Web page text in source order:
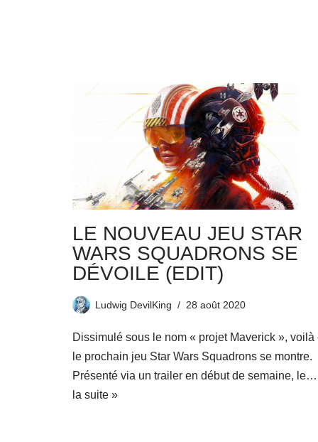
LE NOUVEAU JEU STAR
WARS SQUADRONS SE
DÉVOILE (EDIT)
Ludwig DevilKing 28 août 2020
Dissimulé sous le nom « projet Maverick », voilà
le prochain jeu Star Wars Squadrons se montre.
Présenté via un trailer en début de semaine, le…
la suite »